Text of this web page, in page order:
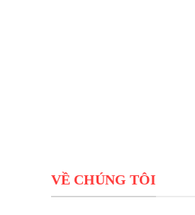
VỀ CHÚNG TÔI